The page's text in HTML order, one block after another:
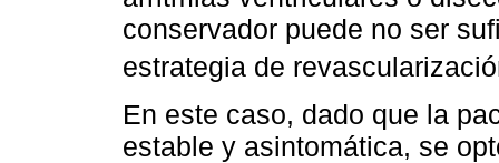
conservador puede no ser
estrategia de
En este caso, dado que la
estable y asintomática, se